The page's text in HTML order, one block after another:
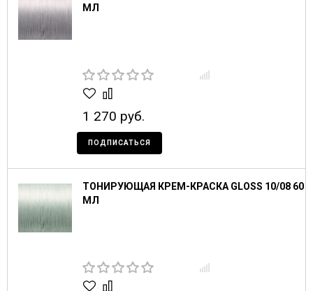
МЛ
1 270 руб.
ПОДПИСАТЬСЯ
ТОНИРУЮЩАЯ КРЕМ-КРАСКА GLOSS 10/08 60
МЛ